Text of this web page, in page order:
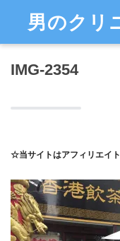
男のクリ
IMG-2354
☆当サイトはアフィリエイト